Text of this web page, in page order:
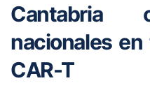
Cantabria
nacionales
CAR-T